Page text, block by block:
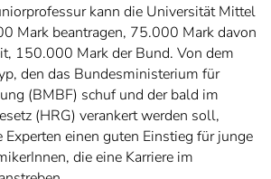
kann die Universität Mittel
Mark beantragen, 75.000 Mark davon
150.000 Mark der Bund. Von dem
den das Bundesministerium für
(BMBF) schuf und der bald im
(HRG) verankert werden soll,
Experten einen guten Einstieg für junge
die eine Karriere im